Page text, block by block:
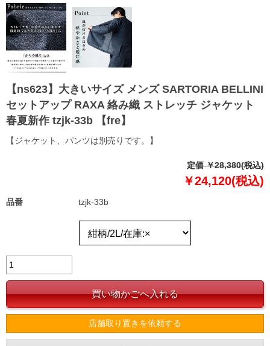
【ns623】大きいサイズ メンズ SARTORIA BELLINI
セットアップ RAXA 絡み織 ストレッチ ジャケット
春夏新作 tzjk-33b 【fre】
【ジャケット、パンツは別売りです。】
定価 ￥28,380(税込)
￥24,120(税込)
品番 tzjk-33b
店舗取り置きを依頼する